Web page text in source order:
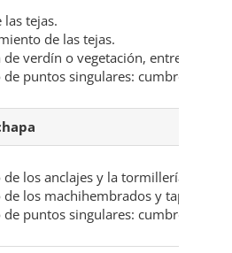
las tejas.
de las tejas.
de verdín o vegetación, entre las
puntos singulares: cumbrera,
los anclajes y la tormillería.
los machihembrados y tapajuntas.
puntos singulares: cumbrera,